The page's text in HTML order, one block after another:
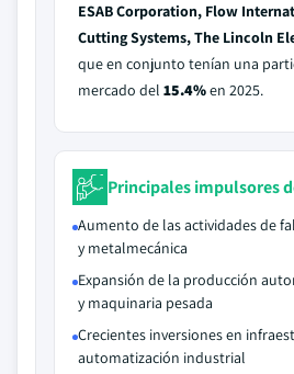
ESAB Corporation, Flow
Cutting Systems, The Lincoln
que en conjunto tenían una
mercado del 15.4%en 2025.
Principales impulsores
Aumento de las actividades de
y metalmecánica
Expansión de la producción
y maquinaria pesada
Crecientes inversiones en
automatización industrial